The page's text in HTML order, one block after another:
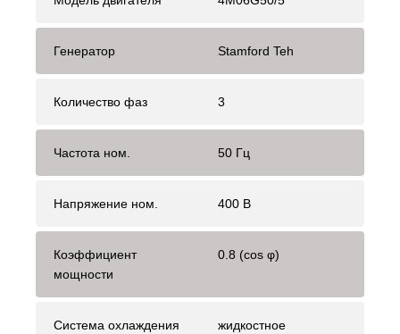
Генератор Stamford Teh
Количество фаз 3
Частота ном. 50 Гц
Напряжение ном. 400 В
Коэффициент
мощности
0.8 (cos φ)
Система охлаждения жидкостное